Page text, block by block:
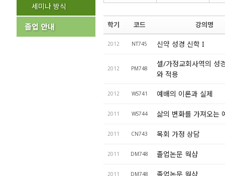
세미나 방식
졸업 안내 학기 코드 강의명
2012 NT745 신약 성경 신학 I
2012 PM748
셀/가정교회사역의 성
와 적용
2012 WS741 예배의 이론과 실제
2011 WS744 삶의 변화를 가져오는
2011 CN743 목회 가정 상담
2011 DM748 졸업논문 웍샵
2011 DM748